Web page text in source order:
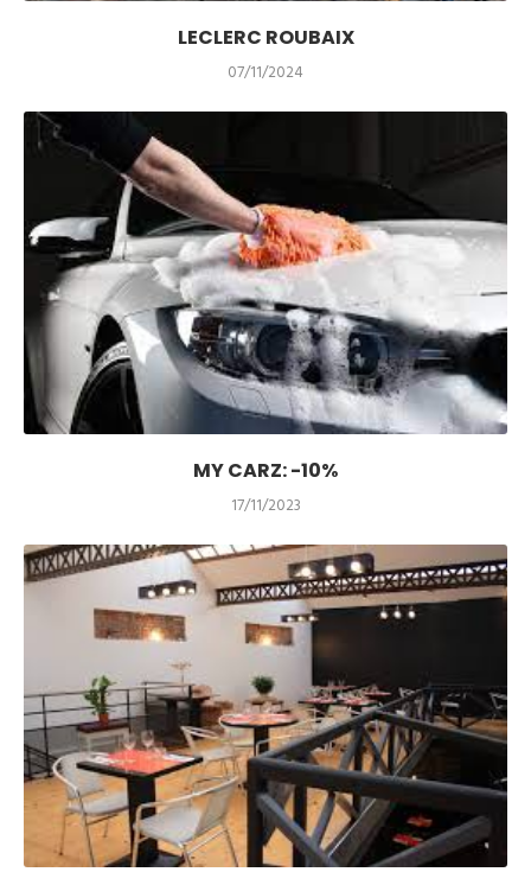
LECLERC ROUBAIX
07/11/2024
MY CARZ: -10%
17/11/2023